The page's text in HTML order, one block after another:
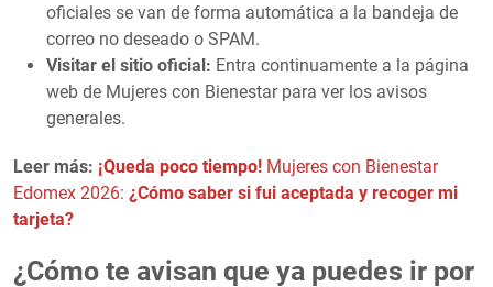
oficiales se van de forma automática a la bandeja de
correo no deseado o SPAM.
Visitar el sitio oficial: Entra continuamente a la página
web de Mujeres con Bienestar para ver los avisos
generales.
Leer más: ¡Queda poco tiempo! Mujeres con Bienestar
Edomex 2026: ¿Cómo saber si fui aceptada y recoger mi
tarjeta?
¿Cómo te avisan que ya puedes ir por